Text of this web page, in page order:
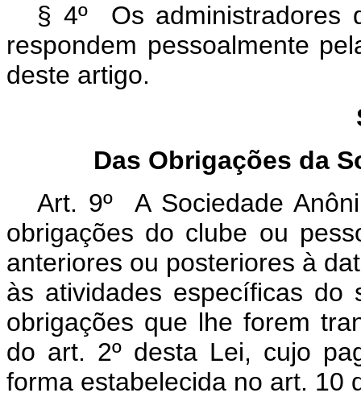
§ 4º Os administradores
respondem pessoalmente
deste artigo.
Das Obrigações da
Art. 9º A Sociedade
obrigações do clube ou
anteriores ou posteriores à
às atividades específicas do
obrigações que lhe forem
do art. 2º desta Lei, cujo
forma estabelecida no art. 10